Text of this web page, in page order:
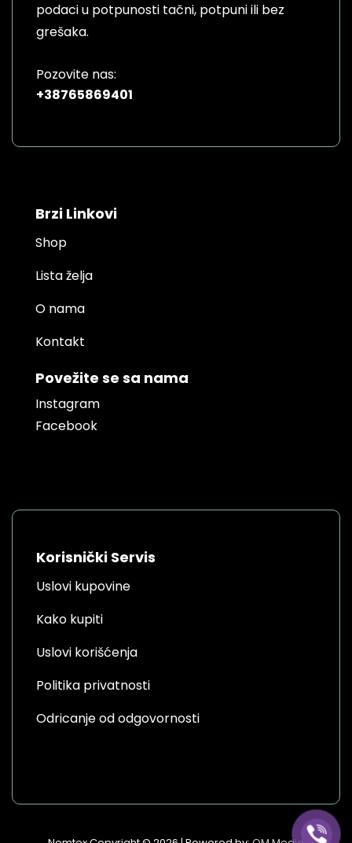
podaci u potpunosti tačni, potpuni ili bez
grešaka.
Pozovite nas:
+38765869401
Brzi Linkovi
Shop
Lista želja
O nama
Kontakt
Povežite se sa nama
Instagram
Facebook
Korisnički Servis
Uslovi kupovine
Kako kupiti
Uslovi korišćenja
Politika privatnosti
Odricanje od odgovornosti